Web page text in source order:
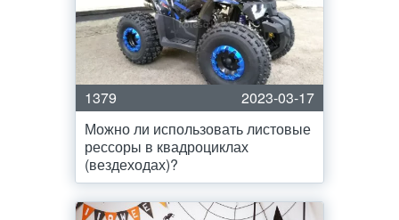
1379
2023-03-17
Можно ли использовать листовые
рессоры в квадроциклах
(вездеходах)?